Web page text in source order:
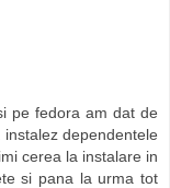
pe fedora am dat de
dependentele
cerea la instalare in
si pana la urma tot